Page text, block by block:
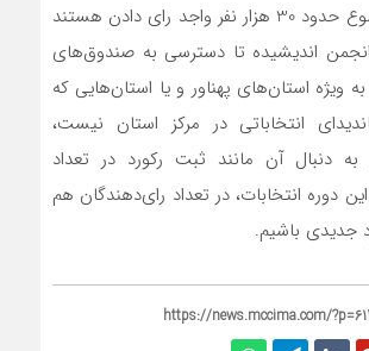
سنجابی در مجموع حدود 30 هزار نفر واجد رای دادن هستند
اندیشیده تا دسترسی به صندوق‌های
ویژه استان‌های پهناور و یا استان‌هایی که
انتخاباتی در مرکز استان نیست،
دنبال آن مانند ثبت رکورد در تعداد
دوره انتخابات، در تعداد رای‌دهندگان هم
جدیدی باشیم.
https://news.mccima.com/